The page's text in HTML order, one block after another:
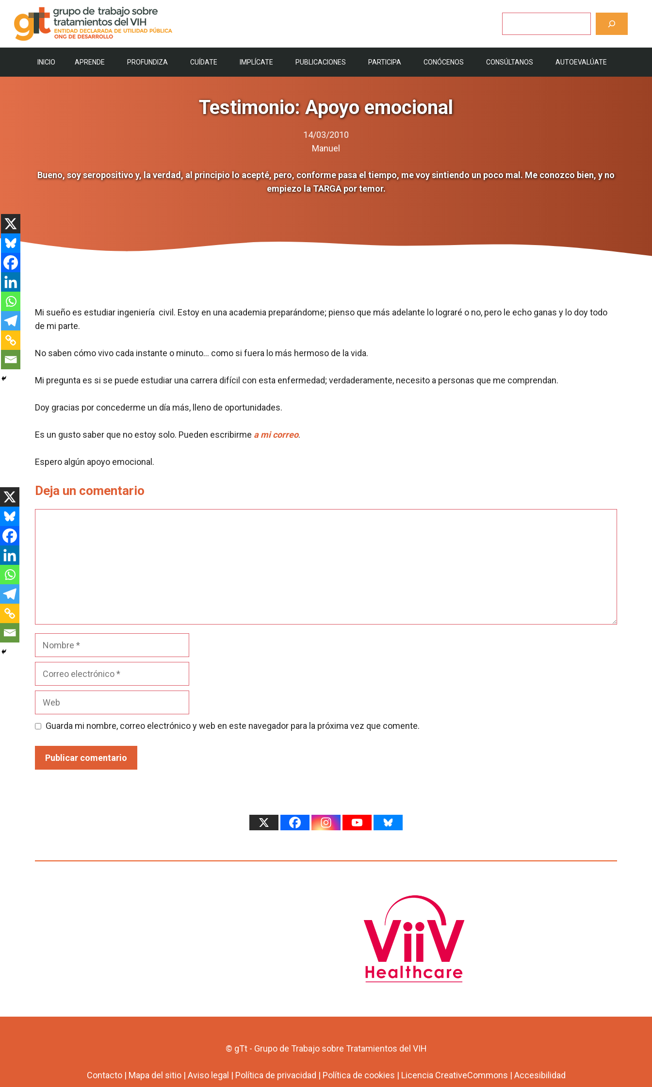
contenido
INICIO APRENDE PROFUNDIZA CUÍDATE IMPLÍCATE PUBLICACIONES PARTICIPA CONÓCENOS CONSÚLTANOS AUTOEVALÚATE
Testimonio: Apoyo emocional
14/03/2010
Manuel
Bueno, soy seropositivo y, la verdad, al principio lo acepté, pero, conforme pasa el tiempo, me voy sintiendo un poco mal. Me conozco bien, y no
empiezo la TARGA por temor.
Mi sueño es estudiar ingeniería civil. Estoy en una academia preparándome; pienso que más adelante lo lograré o no, pero le echo ganas y lo doy todo
de mi parte.
No saben cómo vivo cada instante o minuto… como si fuera lo más hermoso de la vida.
Mi pregunta es si se puede estudiar una carrera difícil con esta enfermedad; verdaderamente, necesito a personas que me comprendan.
Doy gracias por concederme un día más, lleno de oportunidades.
Es un gusto saber que no estoy solo. Pueden escribirme a mi correo.
Espero algún apoyo emocional.
Deja un comentario
Nombre
Guarda mi nombre, correo electrónico y web en este navegador para la próxima vez que comente.
© gTt - Grupo de Trabajo sobre Tratamientos del VIH
Contacto| Mapa del sitio| Aviso legal | Política de privacidad | Política de cookies | Licencia CreativeCommons | Accesibilidad